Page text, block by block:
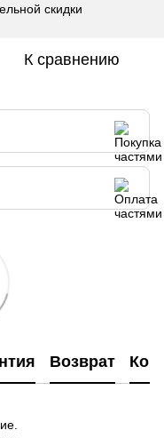
скидки
К сравнению
Возврат